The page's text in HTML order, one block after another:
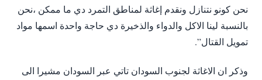
نحن كونو نتنازل ونقدم إغاثة لمناطق التمرد دي ما ممكن ،نحن
بالنسبة لينا الاكل والدواء والذخيرة دي حاجة واحدة اسمها مواد
تمويل القتال”.
وذكر ان الاغاثة لجنوب السودان تاتي عبر السودان مشيرا الى